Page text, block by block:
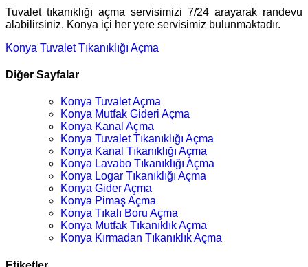
Tuvalet tıkanıklığı açma servisimizi 7/24 arayarak randevu
alabilirsiniz. Konya içi her yere servisimiz bulunmaktadır.
Konya Tuvalet Tıkanıklığı Açma
Diğer Sayfalar
Konya Tuvalet Açma
Konya Mutfak Gideri Açma
Konya Kanal Açma
Konya Tuvalet Tıkanıklığı Açma
Konya Kanal Tıkanıklığı Açma
Konya Lavabo Tıkanıklığı Açma
Konya Logar Tıkanıklığı Açma
Konya Gider Açma
Konya Pimaş Açma
Konya Tıkalı Boru Açma
Konya Mutfak Tıkanıklık Açma
Konya Kırmadan Tıkanıklık Açma